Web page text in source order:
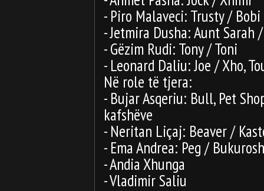
- Piro Malaveci: Trusty / Bobi
- Jetmira Dusha: Aunt Sarah
- Gëzim Rudi: Tony / Toni
- Leonard Daliu: Joe / Xho,
Në role të tjera:
- Bujar Asqeriu: Bull, Pet
kafshëve
- Neritan Liçaj: Beaver /
- Ema Andrea: Peg /
- Andia Xhunga
- Vladimir Saliu